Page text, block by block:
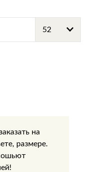
на
размере.